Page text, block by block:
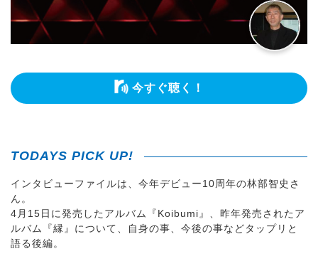
今すぐ聴く！
TODAYS PICK UP!
インタビューファイルは、今年デビュー10周年の林部智史さ
ん。
4月15日に発売したアルバム『Koibumi』、昨年発売されたア
ルバム『縁』について、自身の事、今後の事などタップリと
語る後編。